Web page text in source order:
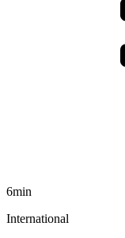
6min
International